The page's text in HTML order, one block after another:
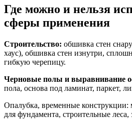
Где можно и нельзя
сферы применения
Строительство: обшивка стен
хаус), обшивка стен изнутри,
гибкую черепицу.
Черновые полы и выравнивание
пола, основа под ламинат, паркет,
Опалубка, временные конструкции:
для фундамента, строительные